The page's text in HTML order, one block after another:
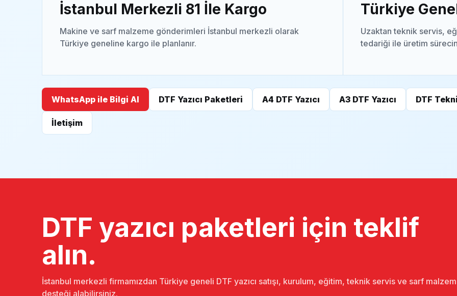
İstanbul Merkezli 81 İle Kargo
Makine ve sarf malzeme gönderimleri İstanbul merkezli olarak
Türkiye geneline kargo ile planlanır.
Türkiye
Uzaktan teknik servis,
tedariği ile üretim
WhatsApp ile Bilgi Al DTF Yazıcı Paketleri A4 DTF Yazıcı A3 DTF Yazıcı DTF
İletişim
DTF yazıcı paketleri için teklif
alın.
İstanbul merkezli firmamızdan Türkiye geneli DTF yazıcı satışı, kurulum, eğitim, teknik servis ve sarf
desteği alabilirsiniz.